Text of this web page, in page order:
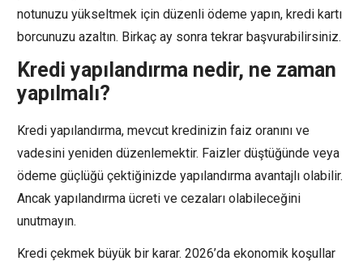
notunuzu yükseltmek için düzenli ödeme yapın, kredi kartı
borcunuzu azaltın. Birkaç ay sonra tekrar başvurabilirsiniz.
Kredi yapılandırma nedir, ne zaman
yapılmalı?
Kredi yapılandırma, mevcut kredinizin faiz oranını ve
vadesini yeniden düzenlemektir. Faizler düştüğünde veya
ödeme güçlüğü çektiğinizde yapılandırma avantajlı olabilir.
Ancak yapılandırma ücreti ve cezaları olabileceğini
unutmayın.
Kredi çekmek büyük bir karar. 2026’da ekonomik koşullar